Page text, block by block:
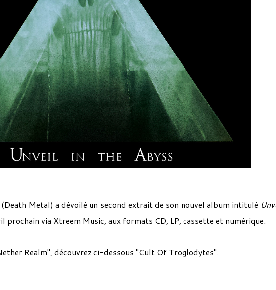
(Death Metal) a dévoilé un second extrait de son nouvel album intitulé
via Xtreem Music, aux formats CD, LP, cassette et numérique.
Realm", découvrez ci-dessous "Cult Of Troglodytes".